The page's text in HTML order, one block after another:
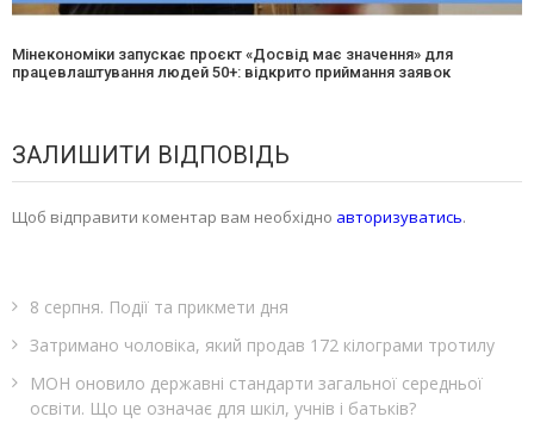
Мінекономіки запускає проєкт «Досвід має значення» для
працевлаштування людей 50+: відкрито приймання заявок
ЗАЛИШИТИ ВІДПОВІДЬ
Щоб відправити коментар вам необхідно авторизуватись.
8 серпня. Події та прикмети дня
Затримано чоловіка, який продав 172 кілограми тротилу
МОН оновило державні стандарти загальної середньої
освіти. Що це означає для шкіл, учнів і батьків?